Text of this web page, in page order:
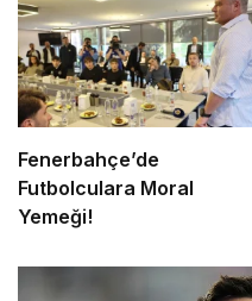
Fenerbahçe’de
Futbolculara Moral
Yemeği!